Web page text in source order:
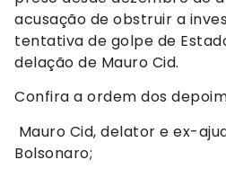
acusação de obstruir a
tentativa de golpe de
delação de Mauro Cid.
Confira a ordem dos
Mauro Cid, delator e ex-
Bolsonaro;